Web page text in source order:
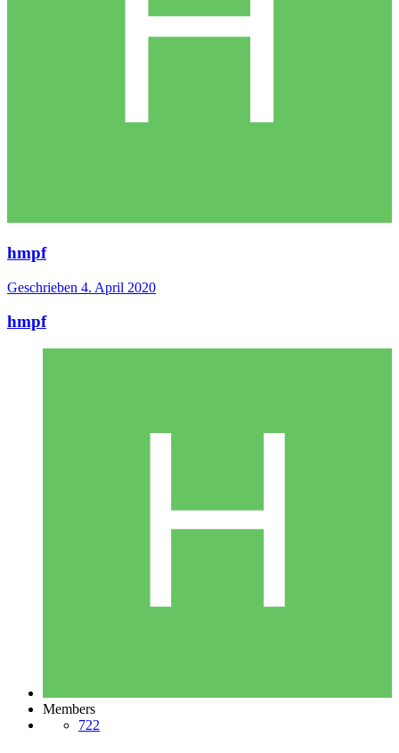
hmpf
Geschrieben 4. April 2020
hmpf
Members
722